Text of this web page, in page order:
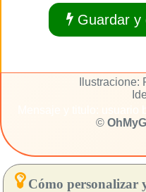
Guardar y
©
Cómo personalizar